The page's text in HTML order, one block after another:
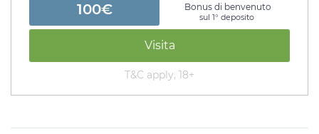
100€ Bonus di benvenuto
sul 1° deposito
Visita
T&C apply, 18+